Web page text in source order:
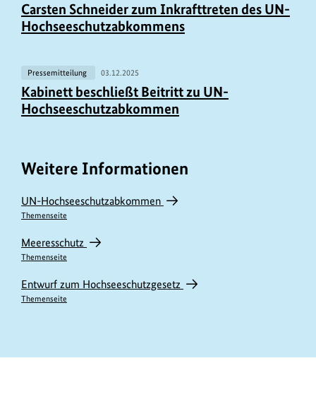
Carsten Schneider zum Inkrafttreten des UN-
Hochseeschutzabkommens
Pressemitteilung 03.12.2025
Kabinett beschließt Beitritt zu UN-
Hochseeschutzabkommen
Weitere Informationen
UN-Hochseeschutzabkommen
Themenseite
Meeresschutz
Themenseite
Entwurf zum Hochseeschutzgesetz
Themenseite